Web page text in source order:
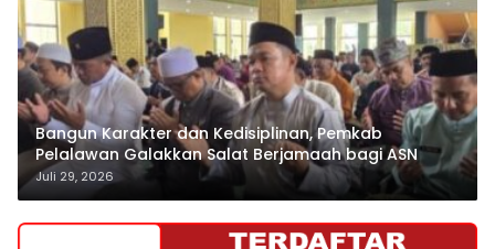
Bangun Karakter dan Kedisiplinan, Pemkab
Pelalawan Galakkan Salat Berjamaah bagi ASN
Juli 29, 2026